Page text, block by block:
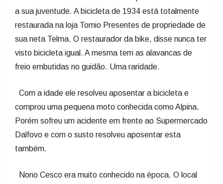
a sua juventude. A bicicleta de 1934 está totalmente
restaurada na loja Tomio Presentes de propriedade de
sua neta Telma. O restaurador da bike, disse nunca ter
visto bicicleta igual. A mesma tem as alavancas de
freio embutidas no guidão. Uma raridade.
Com a idade ele resolveu aposentar a bicicleta e
comprou uma pequena moto conhecida como Alpina.
Porém sofreu um acidente em frente ao Supermercado
Dalfovo e com o susto resolveu aposentar esta
também.
Nono Cesco era muito conhecido na época. O local